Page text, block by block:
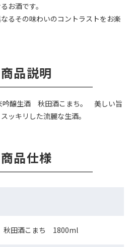
お酒です。
るその味わいのコントラストをお楽
商品説明
醸生酒 秋田酒こまち。 美しい旨
ッキリした流麗な生酒。
商品仕様
田酒こまち 1800ml